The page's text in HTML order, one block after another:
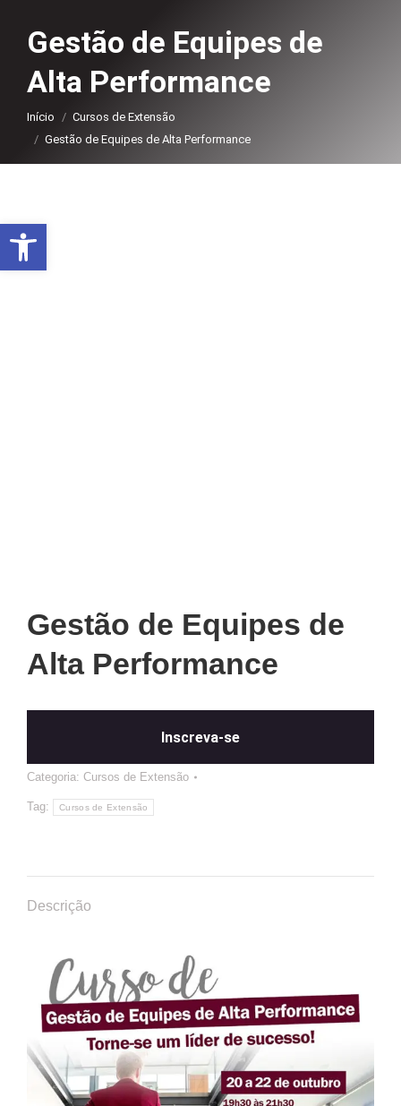
Gestão de Equipes de
Alta Performance
Você está aqui:
Início
Cursos de Extensão
Gestão de Equipes de Alta Performance
Gestão de Equipes de
Alta Performance
Inscreva-se
Categoria: Cursos de Extensão
Tag: Cursos de Extensão
Descrição
Abrir a barra de ferramentas